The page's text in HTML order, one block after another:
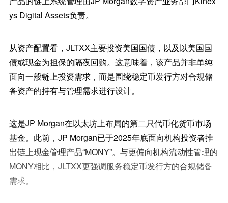
ys Digital Assets负责。
从资产配置看，JLTXX主要投资美国国债，以及以美国国
债或现金为担保的隔夜回购。这意味着，该产品并非单纯
面向一般链上投资需求，而是围绕稳定币发行方对合规储
备资产的持有与管理需求进行设计。
这是JP Morgan在以太坊上布局的第二只代币化货币市场
基金。此前，JP Morgan已于2025年底面向机构投资者推
出链上现金管理产品“MONY”。与更偏向机构流动性管理的
MONY相比，JLTXX更强调服务稳定币发行方的合规储备
需求。